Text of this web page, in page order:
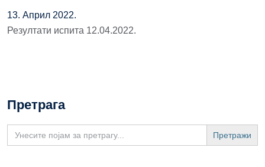
13. Април 2022.
Резултати испита 12.04.2022.
Претрага
Search
for: